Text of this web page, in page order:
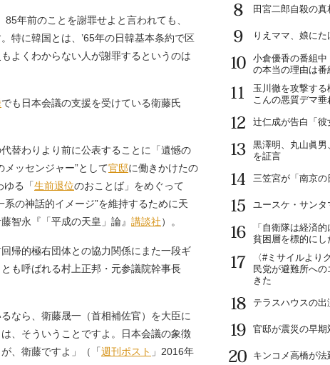
年前のことを謝罪せよと言われても、
特に韓国とは、’65年の日韓基本条約で区
よくわからない人が謝罪するというのは
でも日本会議の支援を受けている衛藤氏
替わりより前に公表することに「遺憾の
ッセンジャー”として官邸に働きかけたの
ゆる「生前退位のおことば」をめぐって
の神話的イメージ”を維持するために天
智永『「平成の天皇」論』 講談社）。
帰的極右団体との協力関係にまた一段ギ
も呼ばれる村上正邦・元参議院幹事長
なら、衛藤晟一（首相補佐官）を大臣に
、そういうことですよ。日本会議の象徴
、衛藤ですよ」（「週刊ポスト 」2016年
8
田宮二郎自殺の真
9
りえママ、娘に
10
小倉優香の番組中
の本当の理由は番
11
玉川徹を攻撃す
こんの悪質デマ垂
12
辻仁成が告白「彼
13
黒澤明、丸山眞
を証言
14
三笠宮が「南京の
15
ユースケ・サン
16
「自衛隊は経済
貧困層を標的にし
17
〈#ミサイルよ
民党が避難所へ
きた
18
テラスハウスの
19
官邸が震災の早期
20
キンコメ高橋が